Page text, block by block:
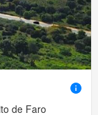
de Faro